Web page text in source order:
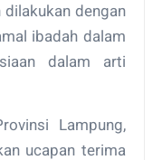
dilakukan dengan
ibadah dalam
dalam arti
Lampung,
ucapan terima